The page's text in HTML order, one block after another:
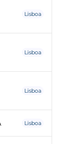
Lisboa
Lisboa
Lisboa
Lisboa